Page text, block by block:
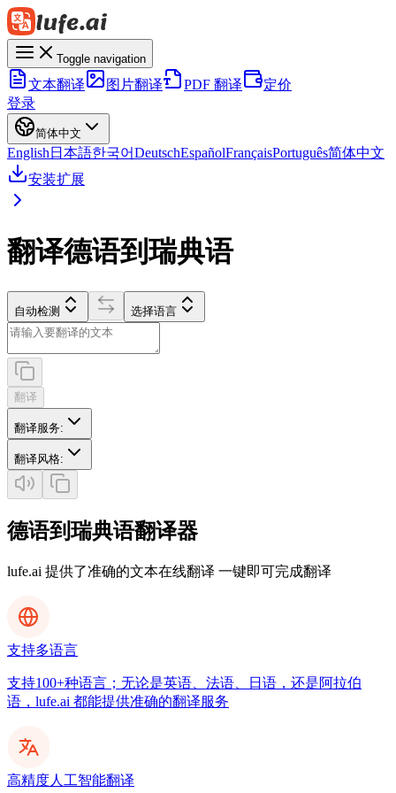
Toggle navigation
文本翻译 图片翻译 PDF 翻译
定价
登录
简体中文
English 日本語한국어DeutschEspañolFrançaisPortuguês简体中文
安装扩展
翻译德语到瑞典语
自动检测 选择语言
翻译
翻译服务:
翻译风格:
德语到瑞典语翻译器
lufe.ai 提供了准确的文本在线翻译 一键即可完成翻译
支持多语言
支持100+种语言；无论是英语、法语、日语，还是阿拉伯
语，lufe.ai 都能提供准确的翻译服务
高精度人工智能翻译